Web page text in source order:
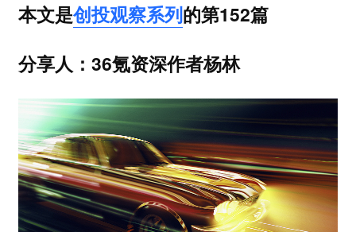
本文是创投观察系列的第152篇
分享人：36氪资深作者杨林